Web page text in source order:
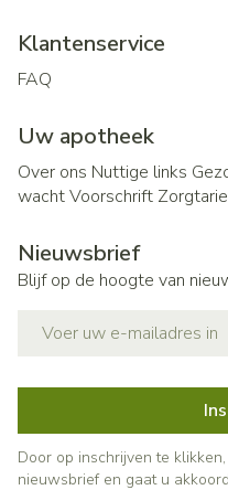
Klantenservice
FAQ
Uw apotheek
Over ons Nuttige links
wachtVoorschrift
Nieuwsbrief
Blijf op de hoogte van
Door op inschrijven te
nieuwsbrief en gaat u